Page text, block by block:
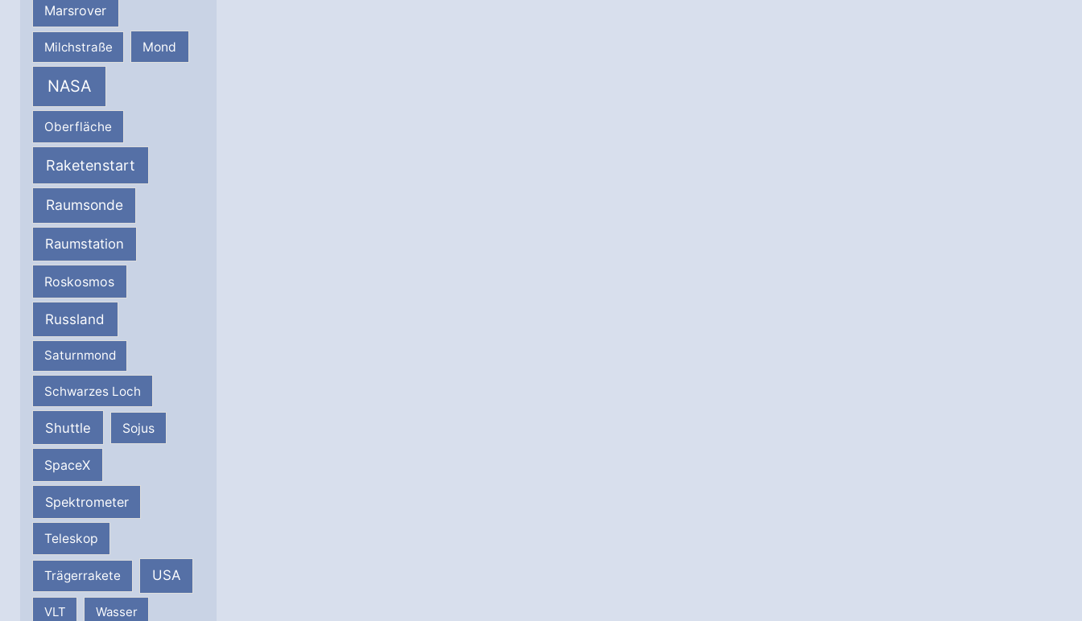
Marsrover
Milchstraße Mond
NASA
Oberfläche
Raketenstart
Raumsonde
Raumstation
Roskosmos
Russland
Saturnmond
Schwarzes Loch
Shuttle Sojus
SpaceX
Spektrometer
Teleskop
Trägerrakete USA
VLT Wasser